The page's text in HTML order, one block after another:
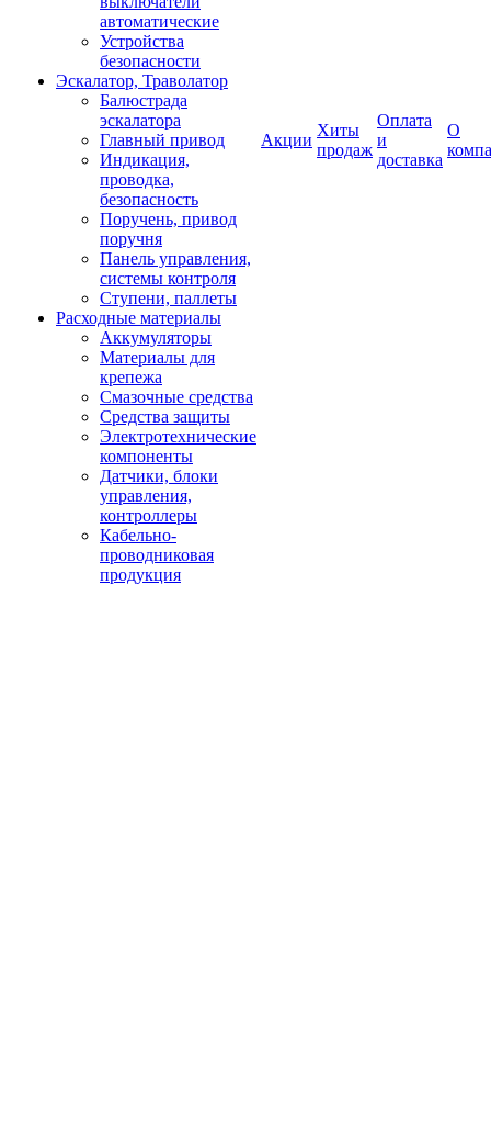
автоматические
Устройства
безопасности
Эскалатор, Траволатор
Балюстрада
эскалатора
Главный привод
Индикация,
проводка,
безопасность
Поручень, привод
поручня
Панель управления,
системы контроля
Ступени, паллеты
Расходные материалы
Аккумуляторы
Материалы для
крепежа
Смазочные средства
Средства защиты
Электротехнические
компоненты
Датчики, блоки
управления,
контроллеры
Кабельно-
проводниковая
продукция
Акции
Хиты
продаж
Оплата
и
доставка
О